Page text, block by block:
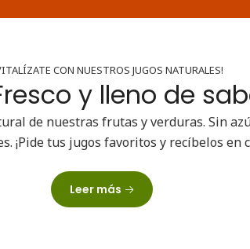
CON NUESTROS JUGOS NATURALES!
y lleno de
de nuestras frutas y verduras. Sin
¡Pide tus jugos favoritos y recíbelos en
Leer más